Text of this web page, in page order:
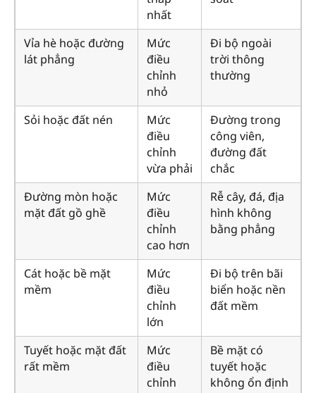
nhất
Vỉa hè hoặc đường
lát phẳng
Mức
điều
chỉnh
nhỏ
Đi bộ ngoài
trời thông
thường
Sỏi hoặc đất nén
Mức
điều
chỉnh
vừa phải
Đường trong
công viên,
đường đất
chắc
Đường mòn hoặc
mặt đất gồ ghề
Mức
điều
chỉnh
cao hơn
Rễ cây, đá, địa
hình không
bằng phẳng
Cát hoặc bề mặt
mềm
Mức
điều
chỉnh
lớn
Đi bộ trên bãi
biển hoặc nền
đất mềm
Tuyết hoặc mặt đất
rất mềm
Mức
điều
chỉnh
Bề mặt có
tuyết hoặc
không ổn định